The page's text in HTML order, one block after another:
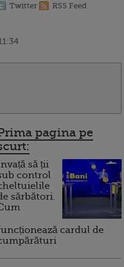
Twitter RSS Feed
pagina pe
să ții
control
sărbători.
cardul de